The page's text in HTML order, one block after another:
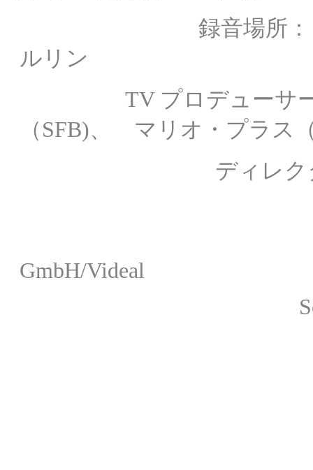
録音場所： フィ
ルリン
TV プロデューサー
（SFB)、 マリオ・プラス
ディレクター：
GmbH/Videal
Sony Classical